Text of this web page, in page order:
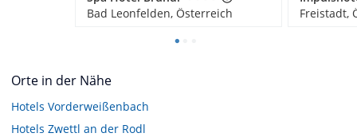
Bad Leonfelden, Österreich
Freistadt,
Orte in der Nähe
Hotels Vorderweißenbach
Hotels Zwettl an der Rodl